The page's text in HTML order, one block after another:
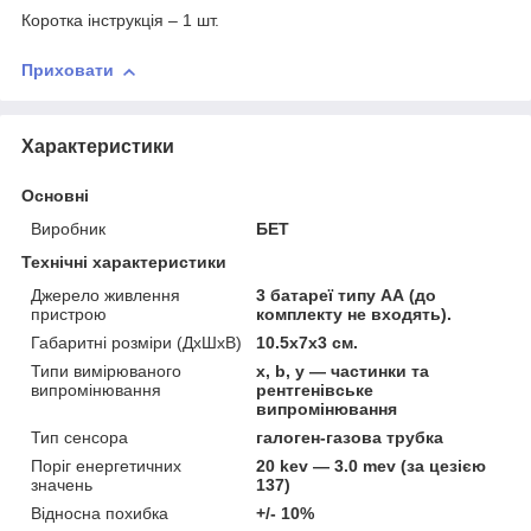
Коротка інструкція – 1 шт.
Приховати
Характеристики
Основні
Виробник
БЕТ
Технічні характеристики
Джерело живлення
пристрою
3 батареї типу АА (до
комплекту не входять).
Габаритні розміри (ДхШхВ)
10.5x7x3 см.
Типи вимірюваного
випромінювання
х, b, y — частинки та
рентгенівське
випромінювання
Тип сенсора
галоген-газова трубка
Поріг енергетичних
значень
20 kev — 3.0 mev (за цезією
137)
Відносна похибка
+/- 10%